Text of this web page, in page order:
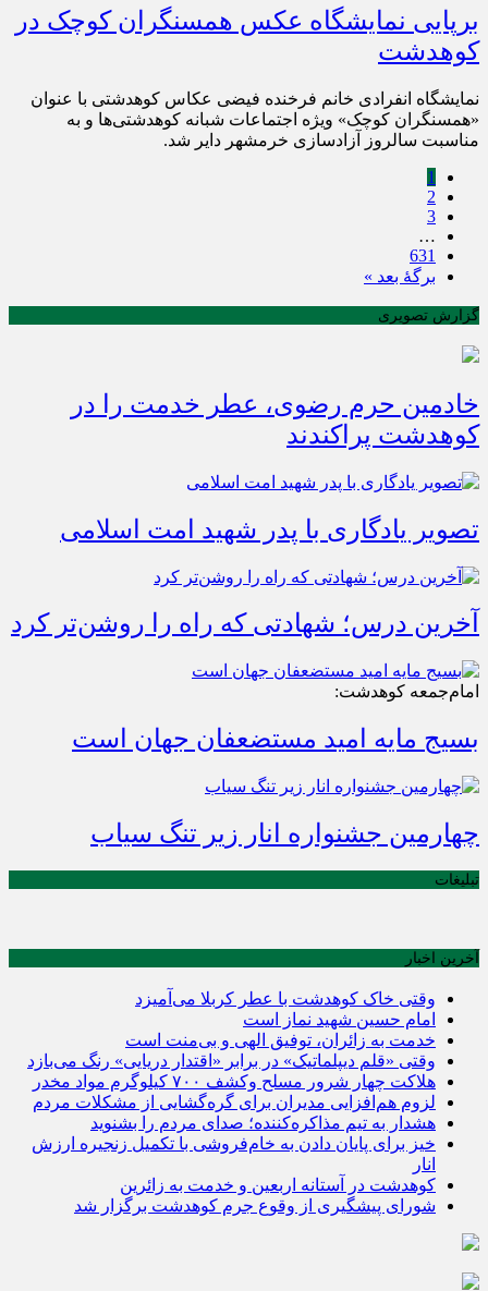
برپایی نمایشگاه عکس همسنگران کوچک در
کوهدشت
نمایشگاه انفرادی خانم فرخنده فیضی عکاس کوهدشتی با عنوان
«همسنگران کوچک» ویژه اجتماعات شبانه کوهدشتی‌ها و به
مناسبت سالروز آزادسازی خرمشهر دایر شد.
1
2
3
…
631
برگهٔ بعد »
گزارش تصویری
خادمین حرم رضوی، عطر خدمت را در
کوهدشت پراکندند
تصویر یادگاری با پدر شهید امت اسلامی
آخرین درس؛ شهادتی که راه را روشن‌تر کرد
امام‌جمعه کوهدشت:
بسیج مایه امید مستضعفان جهان است
چهارمین جشنواره انار زیر تنگ سیاب
تبلیغات
آخرین اخبار
وقتی خاک کوهدشت با عطر کربلا می‌آمیزد
امام حسین شهید نماز است
خدمت به زائران، توفیق الهی و بی‌منت است
وقتی «قلم دیپلماتیک» در برابر «اقتدار دریایی» رنگ می‌بازد
هلاکت چهار شرور مسلح وکشف ۷۰۰ کیلوگرم مواد مخدر
لزوم هم‌افزایی مدیران برای گره‌گشایی از مشکلات مردم
هشدار به تیم مذاکره‌کننده؛ صدای مردم را بشنوید
خیز برای پایان دادن به خام‌فروشی با تکمیل زنجیره ارزش
انار
کوهدشت در آستانه اربعین و خدمت‌ به زائرین
شورای پیشگیری از وقوع جرم کوهدشت برگزار شد